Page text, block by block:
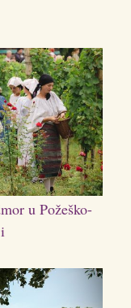
u Požeško-